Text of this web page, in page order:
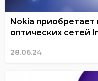
Nokia
оптических сетей
28.06.24